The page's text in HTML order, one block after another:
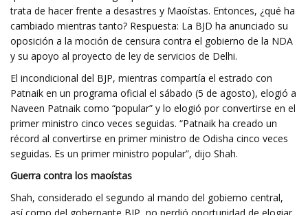
trata de hacer frente a desastres y Maoístas. Entonces, ¿qué ha
cambiado mientras tanto? Respuesta: La BJD ha anunciado su
oposición a la moción de censura contra el gobierno de la NDA
y su apoyo al proyecto de ley de servicios de Delhi.
El incondicional del BJP, mientras compartía el estrado con
Patnaik en un programa oficial el sábado (5 de agosto), elogió a
Naveen Patnaik como “popular” y lo elogió por convertirse en el
primer ministro cinco veces seguidas. “Patnaik ha creado un
récord al convertirse en primer ministro de Odisha cinco veces
seguidas. Es un primer ministro popular”, dijo Shah.
Guerra contra los maoístas
Shah, considerado el segundo al mando del gobierno central,